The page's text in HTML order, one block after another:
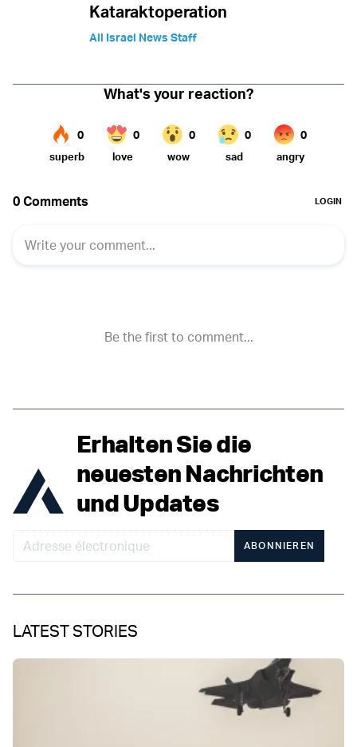
Kataraktoperation
All Israel News Staff
Erhalten Sie die
neuesten Nachrichten
und Updates
ABONNIEREN
LATEST STORIES